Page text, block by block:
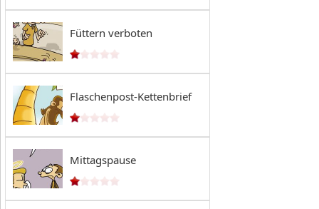
Füttern verboten
Flaschenpost-Kettenbrief
Mittagspause